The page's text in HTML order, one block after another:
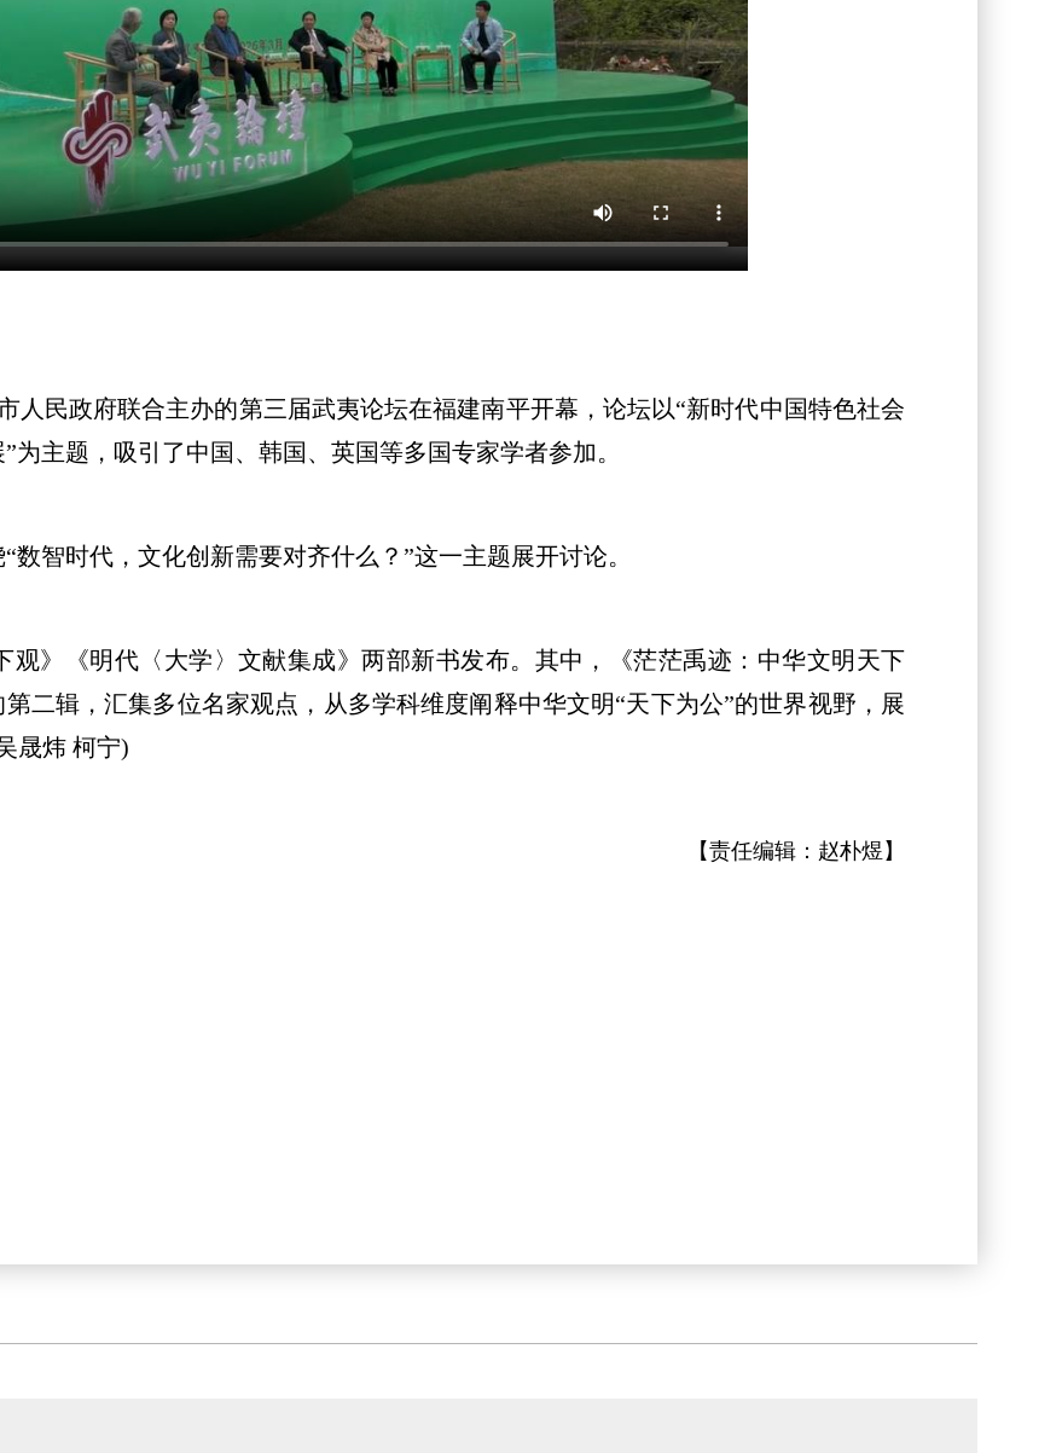
民政府联合主办的第三届武夷论坛在福建南平开幕，论坛以“新时代中国特色社会
主题，吸引了中国、韩国、英国等多国专家学者参加。
智时代，文化创新需要对齐什么？”这一主题展开讨论。
》《明代〈大学〉文献集成》两部新书发布。其中，《茫茫禹迹：中华文明天下
二辑，汇集多位名家观点，从多学科维度阐释中华文明“天下为公”的世界视野，展
晟炜 柯宁)
【责任编辑： 赵朴煜 】